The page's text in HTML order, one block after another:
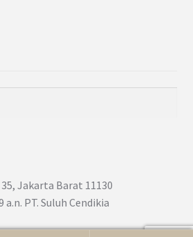
Jakarta Barat 11130
a.n. PT. Suluh Cendikia